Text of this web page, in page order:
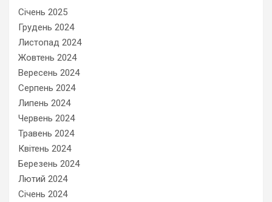
Січень 2025
Грудень 2024
Листопад 2024
Жовтень 2024
Вересень 2024
Серпень 2024
Липень 2024
Червень 2024
Травень 2024
Квітень 2024
Березень 2024
Лютий 2024
Січень 2024